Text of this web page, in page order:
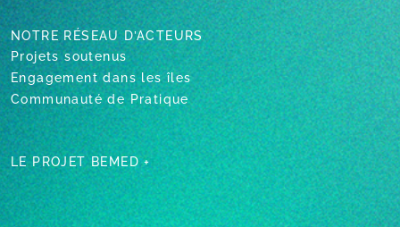
NOTRE RÉSEAU D’ACTEURS
Projets soutenus
Engagement dans les îles
Communauté de Pratique
LE PROJET BEMED +